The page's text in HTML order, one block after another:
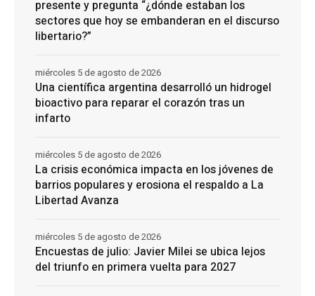
presente y pregunta “¿dónde estaban los
sectores que hoy se embanderan en el discurso
libertario?”
Una científica argentina desarrolló un hidrogel
bioactivo para reparar el corazón tras un
infarto
miércoles 5 de agosto de 2026
La crisis económica impacta en los jóvenes de
barrios populares y erosiona el respaldo a La
Libertad Avanza
miércoles 5 de agosto de 2026
Encuestas de julio: Javier Milei se ubica lejos
del triunfo en primera vuelta para 2027
miércoles 5 de agosto de 2026